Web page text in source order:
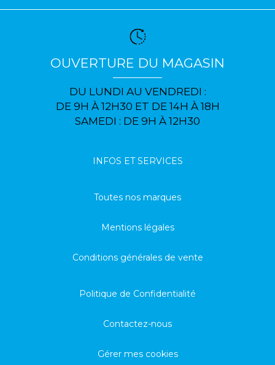
OUVERTURE DU MAGASIN
DU LUNDI AU VENDREDI :
DE 9H À 12H30 ET DE 14H À 18H
SAMEDI : DE 9H À 12H30
INFOS ET SERVICES
Toutes nos marques
Mentions légales
Conditions générales de vente
Politique de Confidentialité
Contactez-nous
Gérer mes cookies